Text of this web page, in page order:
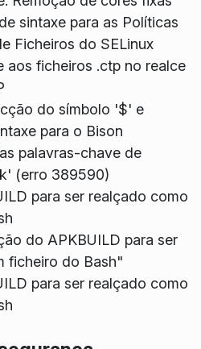
sintaxe para as Políticas
Ficheiros do SELinux
aos ficheiros .ctp no realce
do símbolo '$' e
para o Bison
palavras-chave de
(erro 389590)
para ser realçado como
do APKBUILD para ser
ficheiro do Bash"
para ser realçado como